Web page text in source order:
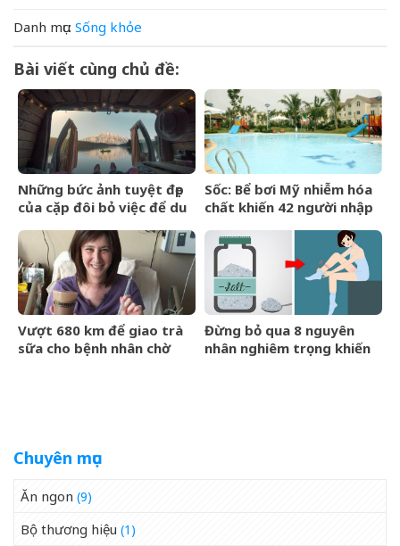
Danh mục: Sống khỏe
Bài viết cùng chủ đề:
Những bức ảnh tuyệt đẹp
của cặp đôi bỏ việc để du
Sốc: Bể bơi Mỹ nhiễm hóa
chất khiến 42 người nhập
Vượt 680 km để giao trà
sữa cho bệnh nhân chờ
Đừng bỏ qua 8 nguyên
nhân nghiêm trọng khiến
Chuyên mục
Ăn ngon (9)
Bộ thương hiệu (1)